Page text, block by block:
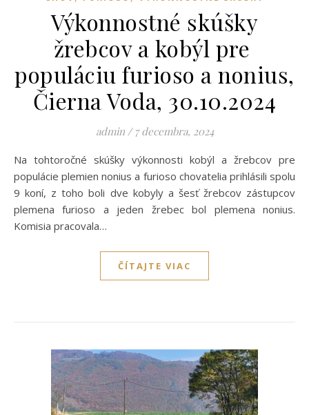
Výkonnostné skúšky
žrebcov a kobýl pre
populáciu furioso a nonius,
Čierna Voda, 30.10.2024
admin / 7 decembra, 2024
Na tohtoročné skúšky výkonnosti kobýl a žrebcov pre
populácie plemien nonius a furioso chovatelia prihlásili spolu
9 koní, z toho boli dve kobyly a šesť žrebcov zástupcov
plemena furioso a jeden žrebec bol plemena nonius.
Komisia pracovala…
ČÍTAJTE VIAC